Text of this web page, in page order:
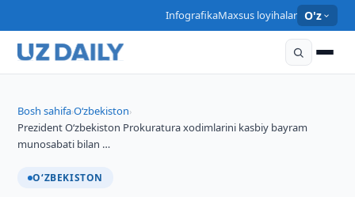
InfografikaMaxsus loyihalar O'z
Bosh sahifa›O‘zbekiston›
Prezident O‘zbekiston Prokuratura xodimlarini kasbiy bayram
munosabati bilan …
O‘ZBEKISTON